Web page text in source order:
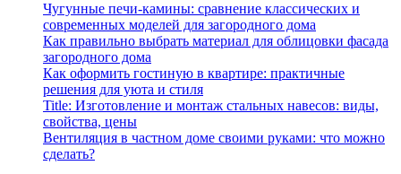
Чугунные печи-камины: сравнение классических и
современных моделей для загородного дома
Как правильно выбрать материал для облицовки фасада
загородного дома
Как оформить гостиную в квартире: практичные
решения для уюта и стиля
Title: Изготовление и монтаж стальных навесов: виды,
свойства, цены
Вентиляция в частном доме своими руками: что можно
сделать?